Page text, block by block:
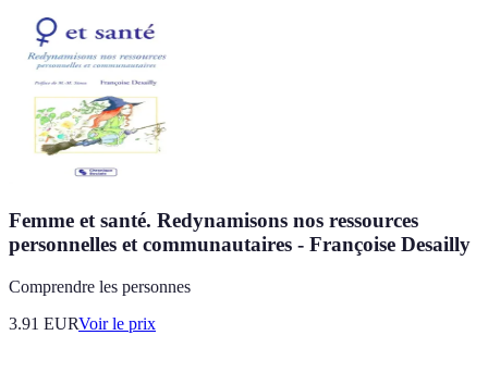
Femme et santé. Redynamisons nos ressources
personnelles et communautaires - Françoise Desailly
Comprendre les personnes
3.91 EURVoir le prix